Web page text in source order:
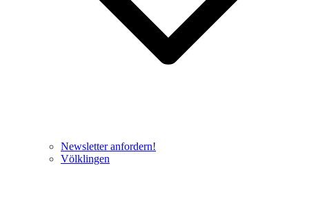
Newsletter anfordern!
Völklingen